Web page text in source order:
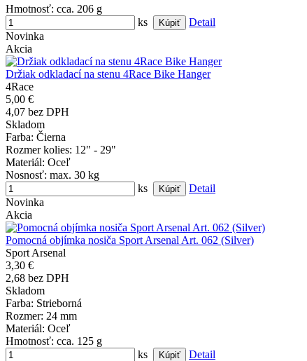
Hmotnosť: cca. 206 g
ks
Detail
Novinka
Akcia
Držiak odkladací na stenu 4Race Bike Hanger
4Race
5,00 €
4,07 bez DPH
Skladom
Farba: Čierna
Rozmer kolies: 12" - 29"
Materiál: Oceľ
Nosnosť: max. 30 kg
ks
Detail
Novinka
Akcia
Pomocná objímka nosiča Sport Arsenal Art. 062 (Silver)
Sport Arsenal
3,30 €
2,68 bez DPH
Skladom
Farba: Strieborná
Rozmer: 24 mm
Materiál: Oceľ
Hmotnosť: cca. 125 g
ks
Detail